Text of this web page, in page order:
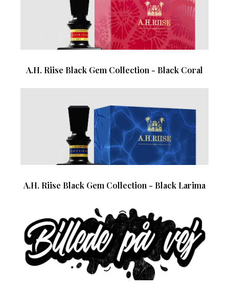
A.H. Riise Black Gem Collection - Black Coral
A.H. Riise Black Gem Collection - Black Larima